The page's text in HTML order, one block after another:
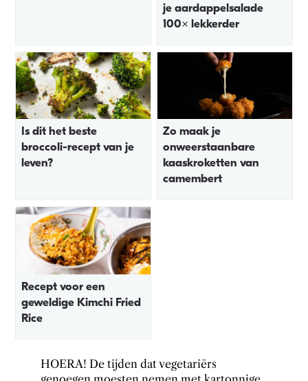
je aardappelsalade
100x lekkerder
Is dit het beste
broccoli-recept van je
leven?
Zo maak je
onweerstaanbare
kaaskroketten van
camembert
Recept voor een
geweldige Kimchi Fried
Rice
HOERA! De tijden dat vegetariërs